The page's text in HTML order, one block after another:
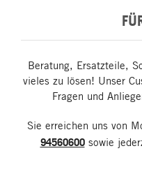
Beratung, Ersatzteile,
vieles zu lösen! Unser
Fragen und
Sie erreichen uns von
94560600sowie